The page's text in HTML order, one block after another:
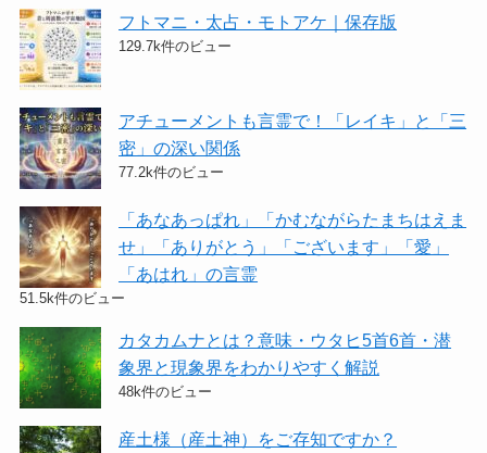
フトマニ・太占・モトアケ｜保存版
129.7k件のビュー
アチューメントも言霊で！「レイキ」と「三
密」の深い関係
77.2k件のビュー
「あなあっぱれ」「かむながらたまちはえま
せ」「ありがとう」「ございます」「愛」
「あはれ」の言霊
51.5k件のビュー
カタカムナとは？意味・ウタヒ5首6首・潜
象界と現象界をわかりやすく解説
48k件のビュー
産土様（産土神）をご存知ですか？